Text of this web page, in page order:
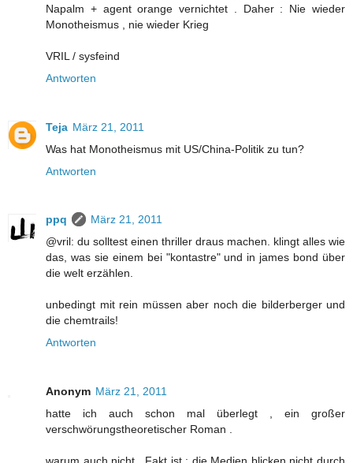
Napalm + agent orange vernichtet . Daher : Nie wieder
Monotheismus , nie wieder Krieg
VRIL / sysfeind
Antworten
Teja März 21, 2011
Was hat Monotheismus mit US/China-Politik zu tun?
Antworten
ppq
März 21, 2011
@vril: du solltest einen thriller draus machen. klingt alles wie
das, was sie einem bei "kontastre" und in james bond über
die welt erzählen.
unbedingt mit rein müssen aber noch die bilderberger und
die chemtrails!
Antworten
Anonym März 21, 2011
hatte ich auch schon mal überlegt , ein großer
verschwörungstheoretischer Roman .